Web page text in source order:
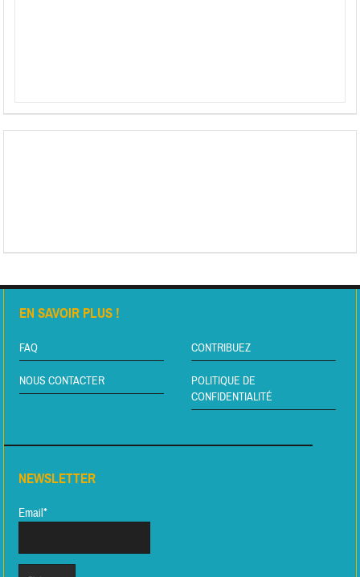
EN SAVOIR PLUS !
FAQ CONTRIBUEZ
NOUS CONTACTER
POLITIQUE DE
CONFIDENTIALITÉ
NEWSLETTER
Email*